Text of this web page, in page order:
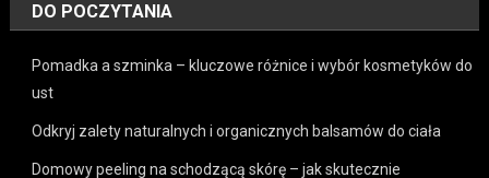
DO POCZYTANIA
Pomadka a szminka – kluczowe różnice i wybór kosmetyków do
ust
Odkryj zalety naturalnych i organicznych balsamów do ciała
Domowy peeling na schodzącą skórę – jak skutecznie